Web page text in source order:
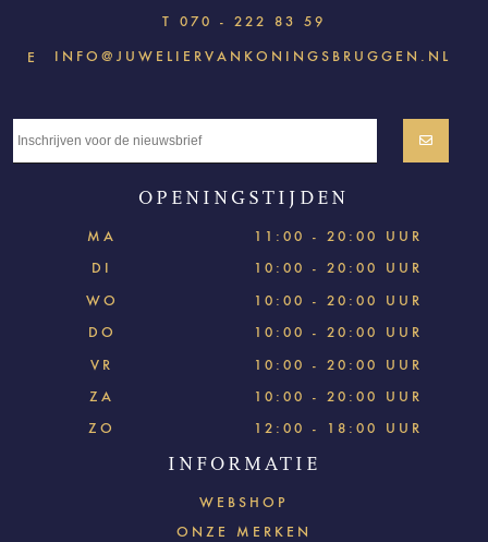
T 070 - 222 83 59
E INFO@JUWELIERVANKONINGSBRUGGEN.NL
OPENINGSTIJDEN
MA
11:00 - 20:00 UUR
DI
10:00 - 20:00 UUR
WO
10:00 - 20:00 UUR
DO
10:00 - 20:00 UUR
VR
10:00 - 20:00 UUR
ZA
10:00 - 20:00 UUR
ZO
12:00 - 18:00 UUR
INFORMATIE
WEBSHOP
ONZE MERKEN